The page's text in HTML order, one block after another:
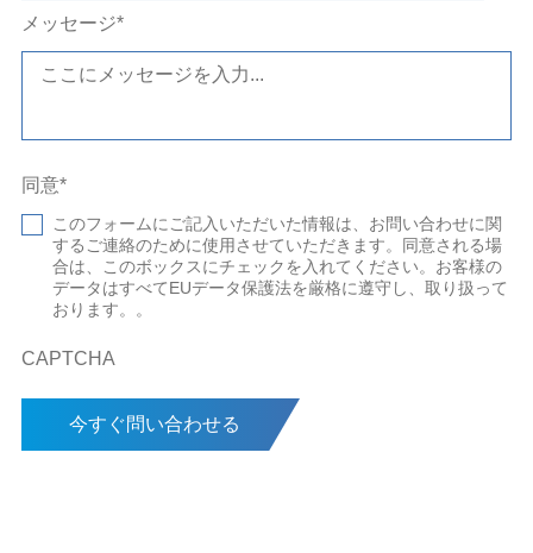
メッセージ*
同意*
このフォームにご記入いただいた情報は、お問い合わせに関
するご連絡のために使用させていただきます。同意される場
合は、このボックスにチェックを入れてください。お客様の
データはすべてEUデータ保護法を厳格に遵守し、取り扱って
おります。。
CAPTCHA
今すぐ問い合わせる